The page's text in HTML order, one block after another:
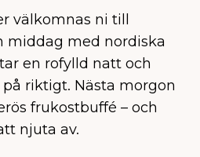
välkomnas ni till
middag med nordiska
en rofylld natt och
riktigt. Nästa morgon
frukostbuffé – och
njuta av.